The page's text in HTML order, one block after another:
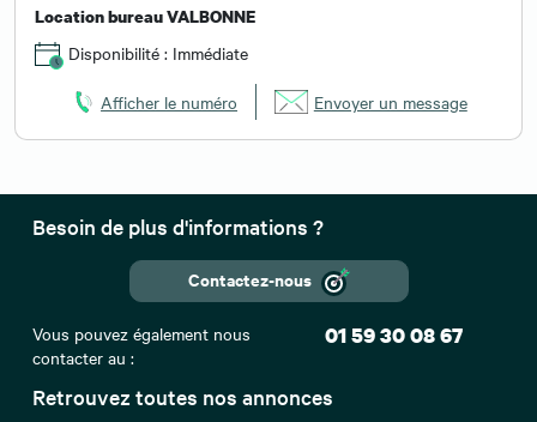
Location bureau VALBONNE
Disponibilité : Immédiate
Afficher le numéro Envoyer un message
Retrouvez toutes nos annonces
Besoin de plus d'informations ?
Contactez-nous
Vous pouvez également nous
contacter au :
01 59 30 08 67